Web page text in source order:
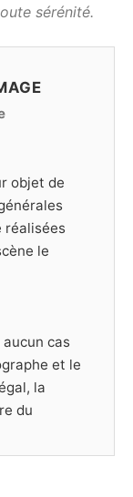
sérénité.
objet de
réalisées
le
cas
et le
la
du